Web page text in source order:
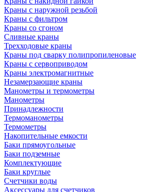
Краны с наружной резьбой
Краны с фильтром
Краны со сгоном
Сливные краны
Трехходовые краны
Краны под сварку полипропиленовые
Краны с сервоприводом
Краны электромагнитные
Незамерзающие краны
Манометры и термометры
Манометры
Принадлежности
Термоманометры
Термометры
Накопительные емкости
Баки прямоугольные
Баки подземные
Комплектующие
Баки круглые
Счетчики воды
Аксессуары для счетчиков